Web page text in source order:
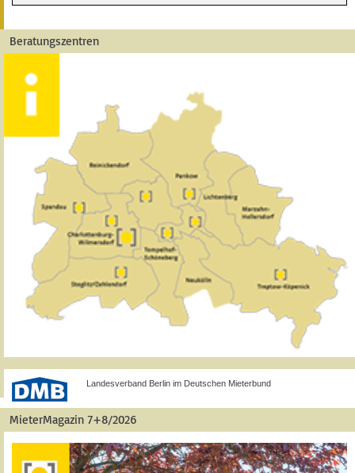
Beratungszentren
Landesverband Berlin im Deutschen Mieterbund
MieterMagazin 7+8/2026